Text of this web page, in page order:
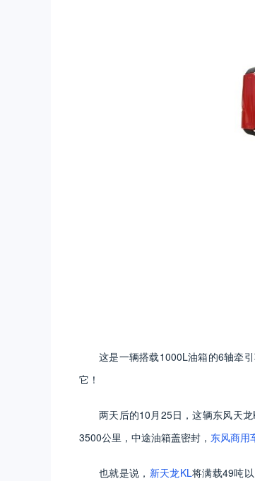
这是一辆搭载1000L油箱的6轴牵
它！
两天后的10月25日，这辆东风天
3500公里，中途油箱盖密封， 东风商用
也就是说， 新天龙KL将满载49吨